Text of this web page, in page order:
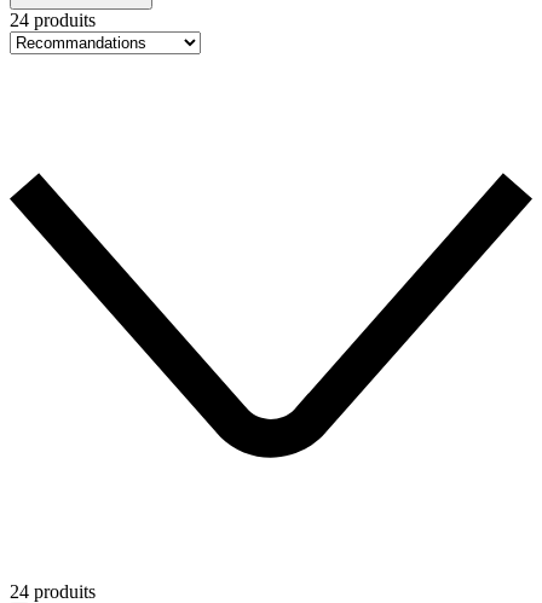
24 produits
24 produits